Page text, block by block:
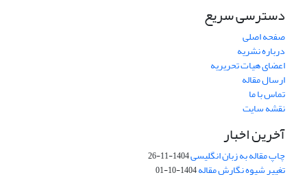
دسترسی سریع
صفحه اصلی
درباره نشریه
اعضای هیات تحریریه
ارسال مقاله
تماس با ما
نقشه سایت
آخرین اخبار
چاپ مقاله به زبان انگلیسی1404-11-26
تغییر شیوه نگارش مقاله1404-10-01